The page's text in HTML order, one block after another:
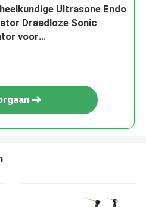
Ultrasone Endo
Draadloze Sonic
voor